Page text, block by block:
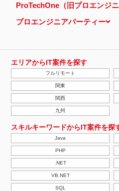
ProTechOne（旧プロエンジ
プロエンジニアパーティー
エリアからIT案件を探す
フルリモート
関東
関西
九州
スキルキーワードからIT案件を探
Java
PHP
.NET
VB.NET
SQL